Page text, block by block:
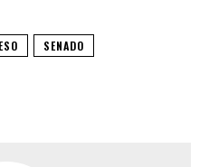
SENADO